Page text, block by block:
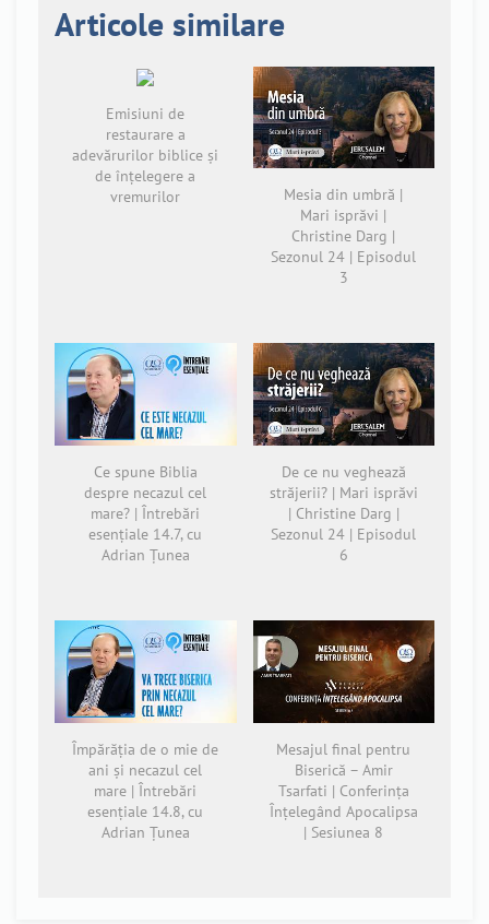
Articole similare
Emisiuni de
restaurare a
adevărurilor biblice și
de înțelegere a
vremurilor
Mesia din umbră |
Mari isprăvi |
Christine Darg |
Sezonul 24 | Episodul
3
Ce spune Biblia
despre necazul cel
mare? | Întrebări
esențiale 14.7, cu
Adrian Țunea
De ce nu veghează
străjerii? | Mari isprăvi
| Christine Darg |
Sezonul 24 | Episodul
6
Împărăția de o mie de
ani și necazul cel
mare | Întrebări
esențiale 14.8, cu
Adrian Țunea
Mesajul final pentru
Biserică – Amir
Tsarfati | Conferința
Înțelegând Apocalipsa
| Sesiunea 8